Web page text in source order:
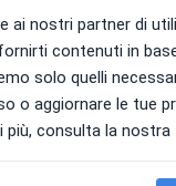
Non ci
Chiedi di
ai nostri partner di
contenuti in
solo quelli
o aggiornare le tue
più, consulta la nostra